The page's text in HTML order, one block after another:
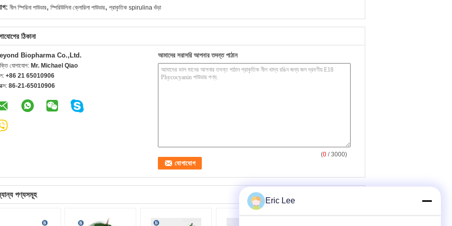
নীল স্পিরিনা পাউডার, স্পিরিউলিনা ক্লোরিলা পাউডার, প্রাকৃতিক spirulina গুঁড়া
ঠিকানা
Biopharma Co.,Ltd.
যোগাযোগ: Mr. Michael Qiao
+86 21 65010906
86-21-65010906
আমাদের সরাসরি আপনার তদন্ত পাঠান
(0 / 3000)
পণ্যসমূহ
Eric Lee